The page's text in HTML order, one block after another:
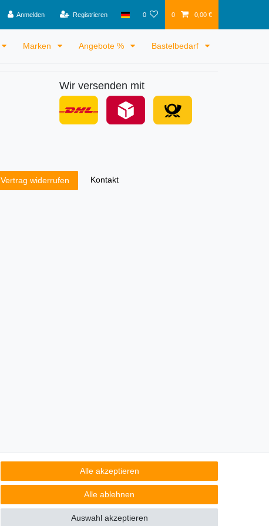
Anmelden Registrieren 0 0 0,00 €
Marken Angebote % Bastelbedarf
Wir versenden mit
Vertrag widerrufen Kontakt
Alle akzeptieren
Alle ablehnen
Auswahl akzeptieren